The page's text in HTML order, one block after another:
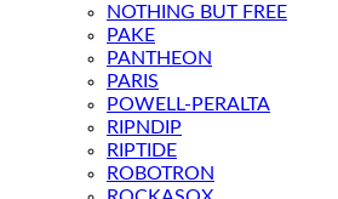
NOTHING BUT FREE
PAKE
PANTHEON
PARIS
POWELL-PERALTA
RIPNDIP
RIPTIDE
ROBOTRON